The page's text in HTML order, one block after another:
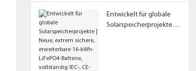
Entwickelt für globale
Solarspeicherprojekte |